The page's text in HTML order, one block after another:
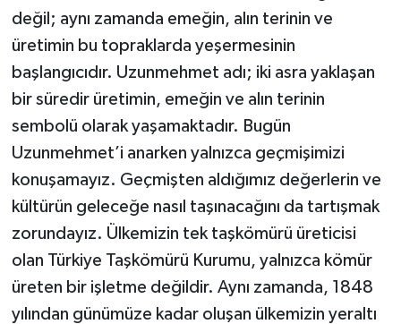
değil; aynı zamanda emeğin, alın terinin ve
üretimin bu topraklarda yeşermesinin
başlangıcıdır. Uzunmehmet adı; iki asra yaklaşan
bir süredir üretimin, emeğin ve alın terinin
sembolü olarak yaşamaktadır. Bugün
Uzunmehmet’i anarken yalnızca geçmişimizi
konuşamayız. Geçmişten aldığımız değerlerin ve
kültürün geleceğe nasıl taşınacağını da tartışmak
zorundayız. Ülkemizin tek taşkömürü üreticisi
olan Türkiye Taşkömürü Kurumu, yalnızca kömür
üreten bir işletme değildir. Aynı zamanda, 1848
yılından günümüze kadar oluşan ülkemizin yeraltı